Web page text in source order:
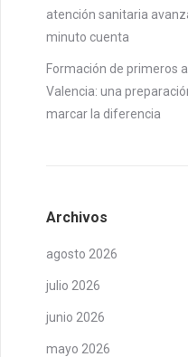
atención sanitaria
minuto cuenta
Formación de primeros
Valencia: una
marcar la diferencia
Archivos
agosto 2026
julio 2026
junio 2026
mayo 2026